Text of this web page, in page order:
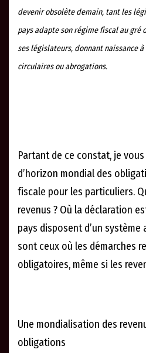
devenir obsolète demain, tant les
pays adapte son régime fiscal au
ses législateurs, donnant naissance
circulaires ou abrogations.
Partant de ce constat, je
d’horizon mondial des
fiscale pour les particuliers.
revenus ? Où la déclaration
pays disposent d’un système
sont ceux où les démarches
obligatoires, même si les
Une mondialisation des
obligations